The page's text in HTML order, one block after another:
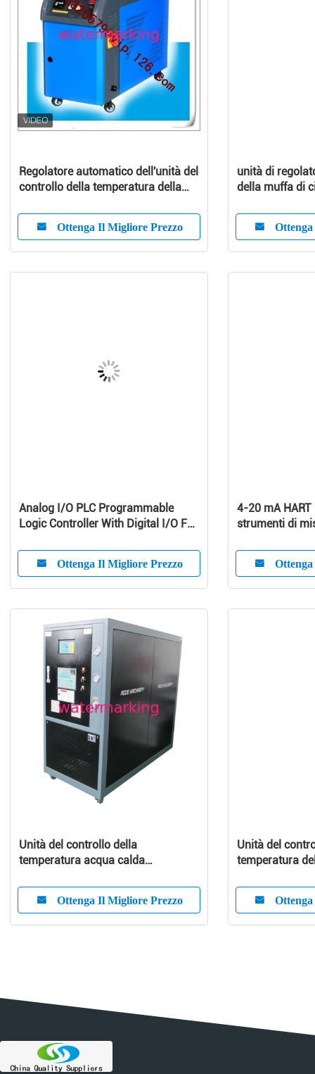
Regolatore automatico dell'unità del
controllo della temperatura della
Ottenga Il Migliore Prezzo
unità di
della muffa di
colata di
Analog I/O PLC Programmable
Logic Controller With Digital I/O For
Ottenga Il Migliore Prezzo
4-20 mA
strumenti di
Unità del controllo della
temperatura acqua calda
della TCU
Ottenga Il Migliore Prezzo
Unità del
temperatura